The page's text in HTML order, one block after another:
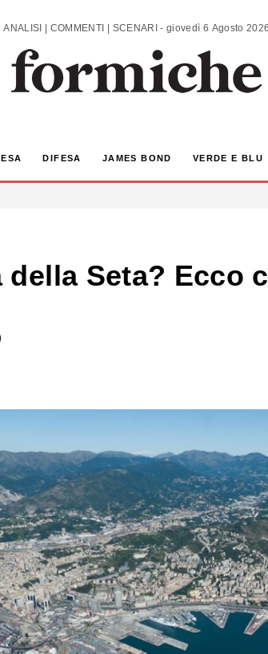
ANALISI | COMMENTI | SCENARI - giovedì 6 Agosto 2026
DIFESA JAMES BOND VERDE E BLU
Seta? Ecco